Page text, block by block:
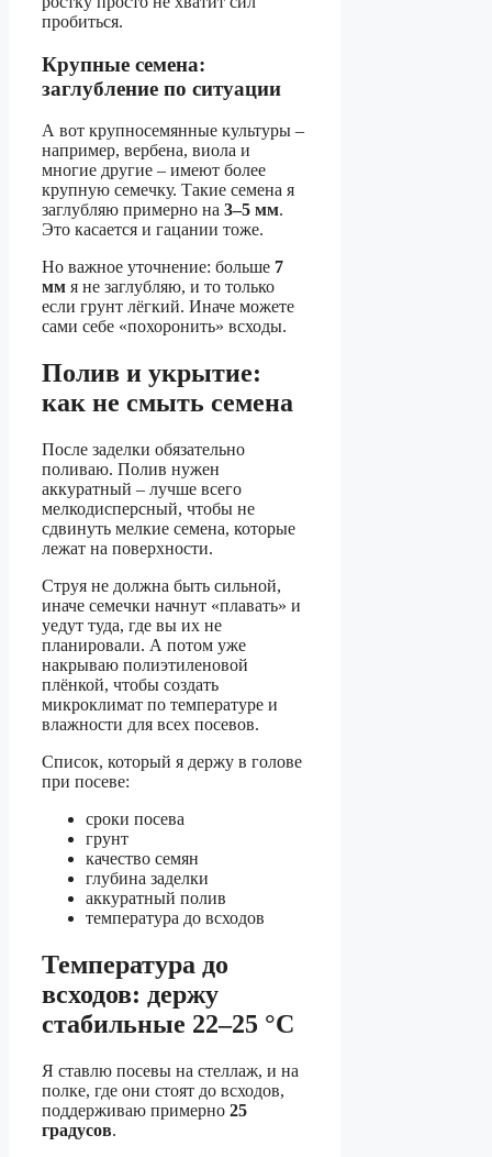
пробиться.
Крупные семена:
заглубление по ситуации
А вот крупносемянные культуры –
например, вербена, виола и
многие другие – имеют более
крупную семечку. Такие семена я
заглубляю примерно на 3–5 мм.
Это касается и гацании тоже.
Но важное уточнение: больше 7
мм я не заглубляю, и то только
если грунт лёгкий. Иначе можете
сами себе «похоронить» всходы.
Полив и укрытие:
как не смыть семена
После заделки обязательно
поливаю. Полив нужен
аккуратный – лучше всего
мелкодисперсный, чтобы не
сдвинуть мелкие семена, которые
лежат на поверхности.
Струя не должна быть сильной,
иначе семечки начнут «плавать» и
уедут туда, где вы их не
планировали. А потом уже
накрываю полиэтиленовой
плёнкой, чтобы создать
микроклимат по температуре и
влажности для всех посевов.
Список, который я держу в голове
при посеве:
сроки посева
грунт
качество семян
глубина заделки
аккуратный полив
температура до всходов
Температура до
всходов: держу
стабильные 22–25 °C
Я ставлю посевы на стеллаж, и на
полке, где они стоят до всходов,
поддерживаю примерно 25
градусов.